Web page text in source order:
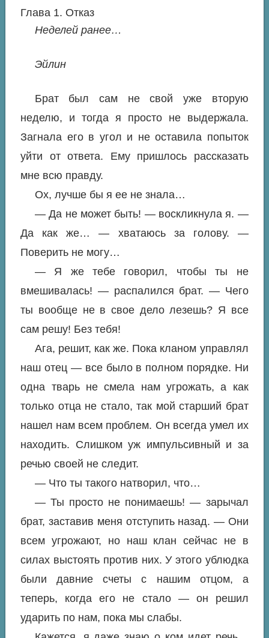
Глава 1. Отказ
Неделей ранее…
Эйлин
Брат был сам не свой уже вторую
неделю, и тогда я просто не выдержала.
Загнала его в угол и не оставила попыток
уйти от ответа. Ему пришлось рассказать
мне всю правду.
Ох, лучше бы я ее не знала…
— Да не может быть! — воскликнула я. —
Да как же… — хватаюсь за голову. —
Поверить не могу…
— Я же тебе говорил, чтобы ты не
вмешивалась! — распалился брат. — Чего
ты вообще не в свое дело лезешь? Я все
сам решу! Без тебя!
Ага, решит, как же. Пока кланом управлял
наш отец — все было в полном порядке. Ни
одна тварь не смела нам угрожать, а как
только отца не стало, так мой старший брат
нашел нам всем проблем. Он всегда умел их
находить. Слишком уж импульсивный и за
речью своей не следит.
— Что ты такого натворил, что…
— Ты просто не понимаешь! — зарычал
брат, заставив меня отступить назад. — Они
всем угрожают, но наш клан сейчас не в
силах выстоять против них. У этого ублюдка
были давние счеты с нашим отцом, а
теперь, когда его не стало — он решил
ударить по нам, пока мы слабы.